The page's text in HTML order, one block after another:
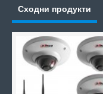
Сходни продукти